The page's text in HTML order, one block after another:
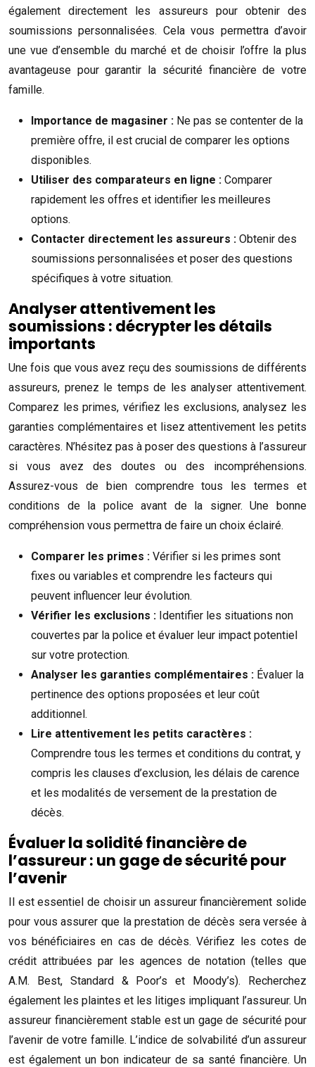
également directement les assureurs pour obtenir des
soumissions personnalisées. Cela vous permettra d’avoir
une vue d’ensemble du marché et de choisir l’offre la plus
avantageuse pour garantir la sécurité financière de votre
famille.
Importance de magasiner : Ne pas se contenter de la
première offre, il est crucial de comparer les options
disponibles.
Utiliser des comparateurs en ligne : Comparer
rapidement les offres et identifier les meilleures
options.
Contacter directement les assureurs : Obtenir des
soumissions personnalisées et poser des questions
spécifiques à votre situation.
Analyser attentivement les
soumissions : décrypter les détails
importants
Une fois que vous avez reçu des soumissions de différents
assureurs, prenez le temps de les analyser attentivement.
Comparez les primes, vérifiez les exclusions, analysez les
garanties complémentaires et lisez attentivement les petits
caractères. N’hésitez pas à poser des questions à l’assureur
si vous avez des doutes ou des incompréhensions.
Assurez-vous de bien comprendre tous les termes et
conditions de la police avant de la signer. Une bonne
compréhension vous permettra de faire un choix éclairé.
Comparer les primes : Vérifier si les primes sont
fixes ou variables et comprendre les facteurs qui
peuvent influencer leur évolution.
Vérifier les exclusions : Identifier les situations non
couvertes par la police et évaluer leur impact potentiel
sur votre protection.
Analyser les garanties complémentaires : Évaluer la
pertinence des options proposées et leur coût
additionnel.
Lire attentivement les petits caractères :
Comprendre tous les termes et conditions du contrat, y
compris les clauses d’exclusion, les délais de carence
et les modalités de versement de la prestation de
décès.
Évaluer la solidité financière de
l’assureur : un gage de sécurité pour
l’avenir
Il est essentiel de choisir un assureur financièrement solide
pour vous assurer que la prestation de décès sera versée à
vos bénéficiaires en cas de décès. Vérifiez les cotes de
crédit attribuées par les agences de notation (telles que
A.M. Best, Standard & Poor’s et Moody’s). Recherchez
également les plaintes et les litiges impliquant l’assureur. Un
assureur financièrement stable est un gage de sécurité pour
l’avenir de votre famille. L’indice de solvabilité d’un assureur
est également un bon indicateur de sa santé financière. Un